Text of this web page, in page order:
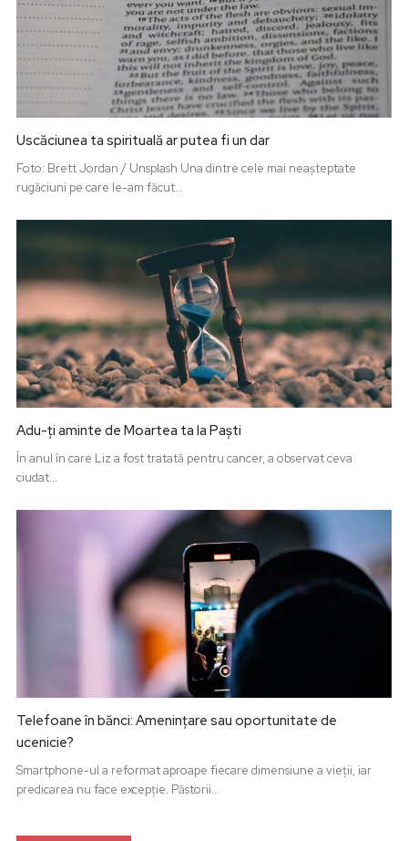
Uscăciunea ta spirituală ar putea fi un dar
Foto: Brett Jordan / Unsplash Una dintre cele mai neașteptate
rugăciuni pe care le-am făcut...
Adu-ți aminte de Moartea ta la Paști
În anul în care Liz a fost tratată pentru cancer, a observat ceva
ciudat...
Telefoane în bănci: Amenințare sau oportunitate de
ucenicie?
Smartphone-ul a reformat aproape fiecare dimensiune a vieții, iar
predicarea nu face excepție. Păstorii...